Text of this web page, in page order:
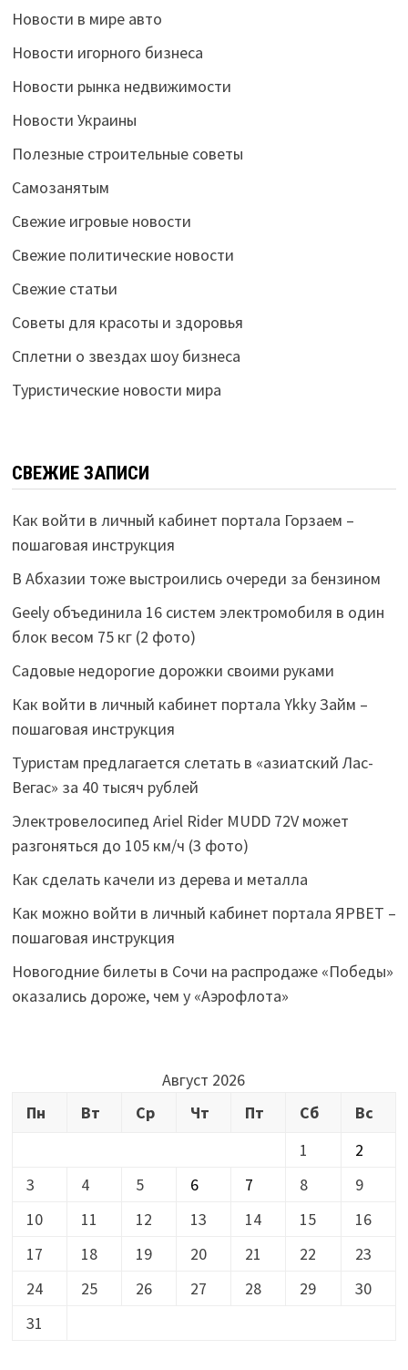
Новости в мире авто
Новости игорного бизнеса
Новости рынка недвижимости
Новости Украины
Полезные строительные советы
Самозанятым
Свежие игровые новости
Свежие политические новости
Свежие статьи
Советы для красоты и здоровья
Сплетни о звездах шоу бизнеса
Туристические новости мира
СВЕЖИЕ ЗАПИСИ
Как войти в личный кабинет портала Горзаем –
пошаговая инструкция
В Абхазии тоже выстроились очереди за бензином
Geely объединила 16 систем электромобиля в один
блок весом 75 кг (2 фото)
Садовые недорогие дорожки своими руками
Как войти в личный кабинет портала Ykky Займ –
пошаговая инструкция
Туристам предлагается слетать в «азиатский Лас-
Вегас» за 40 тысяч рублей
Электровелосипед Ariel Rider MUDD 72V может
разгоняться до 105 км/ч (3 фото)
Как сделать качели из дерева и металла
Как можно войти в личный кабинет портала ЯРВЕТ –
пошаговая инструкция
Новогодние билеты в Сочи на распродаже «Победы»
оказались дороже, чем у «Аэрофлота»
Август 2026
Пн
Вт Ср Чт Пт Сб
Вс
1
2
3
4 5 6 7 8
9
10
11 12 13 14 15
16
17
18 19 20 21 22
23
24
25 26 27 28 29
30
31